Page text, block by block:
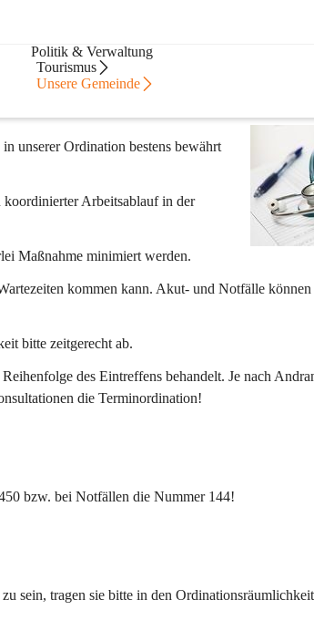
Politik & Verwaltung
Tourismus
Unsere Gemeinde
unserer Ordination bestens bewährt
koordinierter Arbeitsablauf in der
Maßnahme minimiert werden.
kommen kann. Akut- und Notfälle
bitte zeitgerecht ab.
des Eintreffens behandelt. Je nach
die Terminordination!
bzw. bei Notfällen die Nummer 144!
sein, tragen sie bitte in den